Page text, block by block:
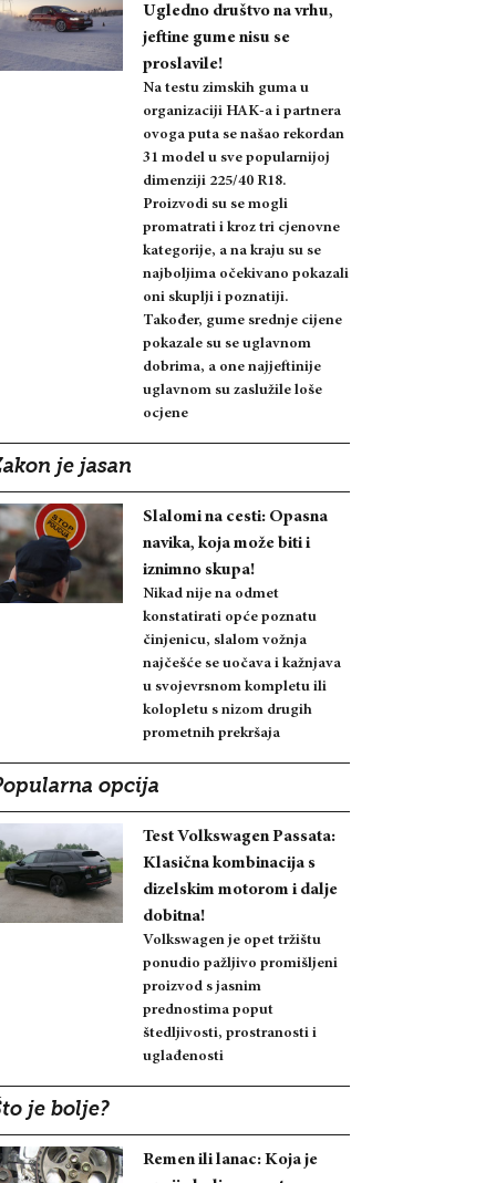
Ugledno društvo na vrhu,
jeftine gume nisu se
proslavile!
Na testu zimskih guma u
organizaciji HAK-a i partnera
ovoga puta se našao rekordan
31 model u sve popularnijoj
dimenziji 225/40 R18.
Proizvodi su se mogli
promatrati i kroz tri cjenovne
kategorije, a na kraju su se
najboljima očekivano pokazali
oni skuplji i poznatiji.
Također, gume srednje cijene
pokazale su se uglavnom
dobrima, a one najjeftinije
uglavnom su zaslužile loše
ocjene
je jasan
Slalomi na cesti: Opasna
navika, koja može biti i
iznimno skupa!
Nikad nije na odmet
konstatirati opće poznatu
činjenicu, slalom vožnja
najčešće se uočava i kažnjava
u svojevrsnom kompletu ili
kolopletu s nizom drugih
prometnih prekršaja
opcija
Test Volkswagen Passata:
Klasična kombinacija s
dizelskim motorom i dalje
dobitna!
Volkswagen je opet tržištu
ponudio pažljivo promišljeni
proizvod s jasnim
prednostima poput
štedljivosti, prostranosti i
uglađenosti
je bolje?
Remen ili lanac: Koja je